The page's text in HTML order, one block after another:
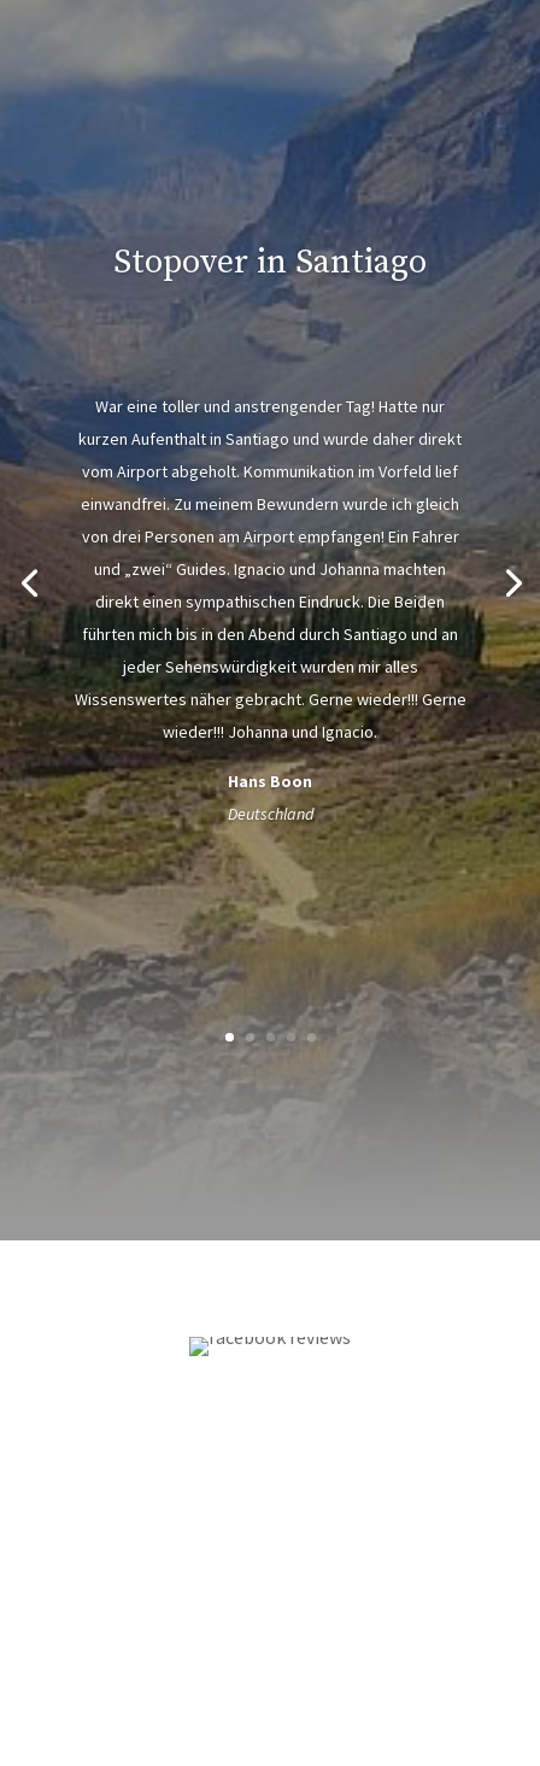
Stopover in Santiago
War eine toller und anstrengender Tag! Hatte nur
kurzen Aufenthalt in Santiago und wurde daher direkt
vom Airport abgeholt. Kommunikation im Vorfeld lief
einwandfrei. Zu meinem Bewundern wurde ich gleich
von drei Personen am Airport empfangen! Ein Fahrer
und „zwei“ Guides. Ignacio und Johanna machten
direkt einen sympathischen Eindruck. Die Beiden
führten mich bis in den Abend durch Santiago und an
jeder Sehenswürdigkeit wurden mir alles
Wissenswertes näher gebracht. Gerne wieder!!! Gerne
wieder!!! Johanna und Ignacio.
Hans Boon
Deutschland